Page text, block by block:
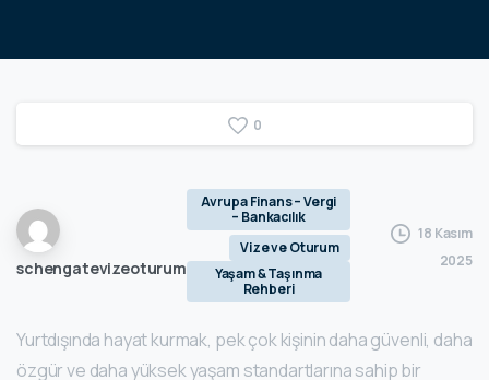
0
schengatevizeoturum
Avrupa Finans – Vergi
– Bankacılık
Vize ve Oturum
Yaşam & Taşınma
Rehberi
18 Kasım
2025
Yurtdışında hayat kurmak, pek çok kişinin daha güvenli, daha
özgür ve daha yüksek yaşam standartlarına sahip bir